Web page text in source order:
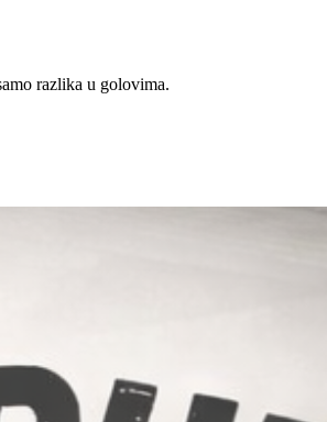
razlika u golovima.